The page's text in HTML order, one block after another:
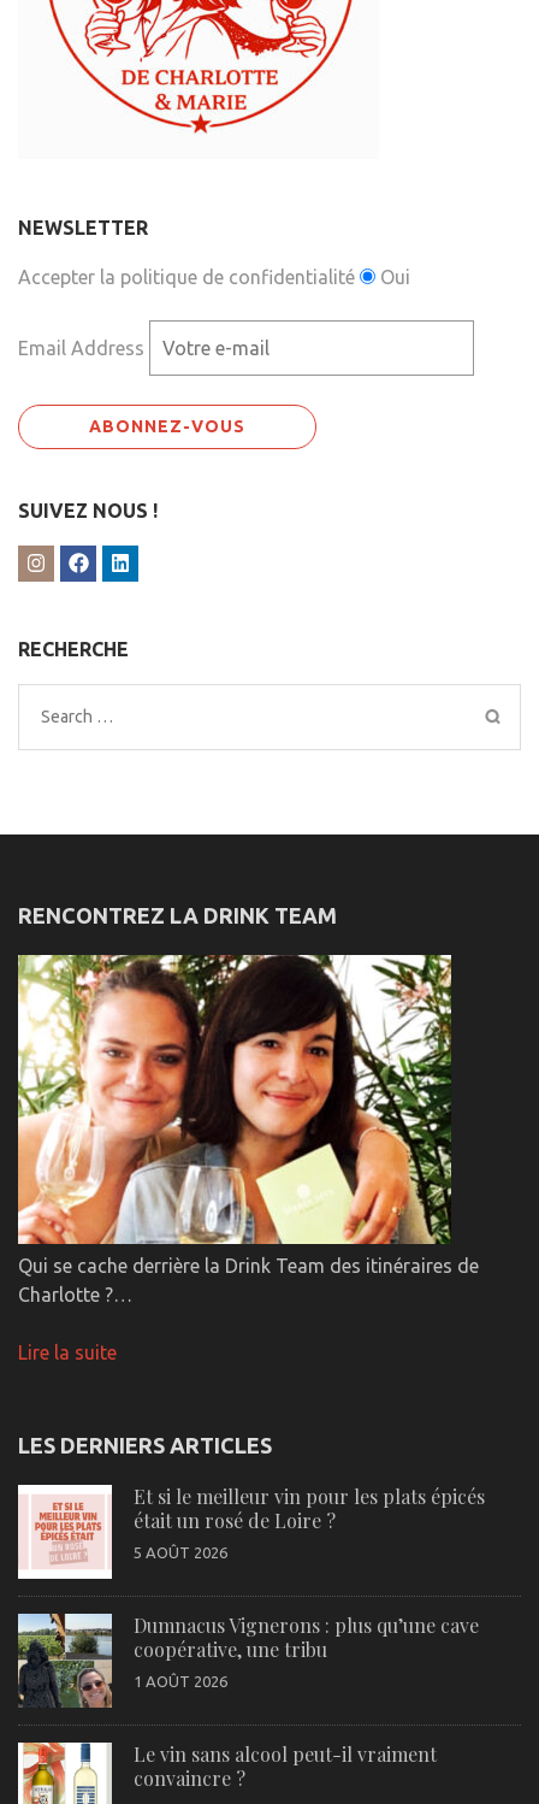
NEWSLETTER
Accepter la politique de confidentialité Oui
Email Address
SUIVEZ NOUS !
RECHERCHE
Search
for:
RENCONTREZ LA DRINK TEAM
Qui se cache derrière la Drink Team des itinéraires de
Charlotte ?…
Lire la suite
LES DERNIERS ARTICLES
Et si le meilleur vin pour les plats épicés
était un rosé de Loire ?
5 AOÛT 2026
Dumnacus Vignerons : plus qu’une cave
coopérative, une tribu
1 AOÛT 2026
Le vin sans alcool peut-il vraiment
convaincre ?